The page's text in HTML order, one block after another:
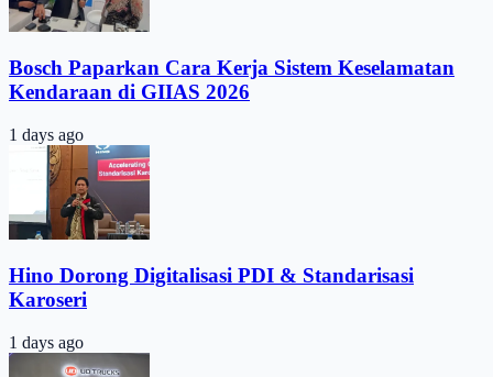
Bosch Paparkan Cara Kerja Sistem Keselamatan
Kendaraan di GIIAS 2026
1 days ago
Hino Dorong Digitalisasi PDI & Standarisasi
Karoseri
1 days ago